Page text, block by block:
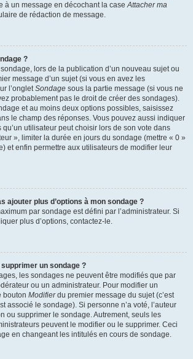
à un message en décochant la caseAttacher ma
de rédaction de message.
?
sondage, lors de la publication d’un nouveau sujet ou
message d’un sujet (si vous en avez les
l’ongletSondage sous la partie message (si vous ne
probablement pas le droit de créer des sondages).
et au moins deux options possibles, saisissez
le champ des réponses. Vous pouvez aussi indiquer
qu’un utilisateur peut choisir lors de son vote dans
», limiter la durée en jours du sondage (mettre « 0 »
et enfin permettre aux utilisateurs de modifier leur
ajouter plus d’options à mon sondage ?
par sondage est défini par l’administrateur. Si
plus d’options, contactez-le.
un sondage ?
les sondages ne peuvent être modifiés que par
ou un administrateur. Pour modifier un
bouton Modifierdu premier message du sujet (c’est
associé le sondage). Si personne n’a voté, l’auteur
ou supprimer le sondage. Autrement, seuls les
peuvent le modifier ou le supprimer. Ceci
en changeant les intitulés en cours de sondage.